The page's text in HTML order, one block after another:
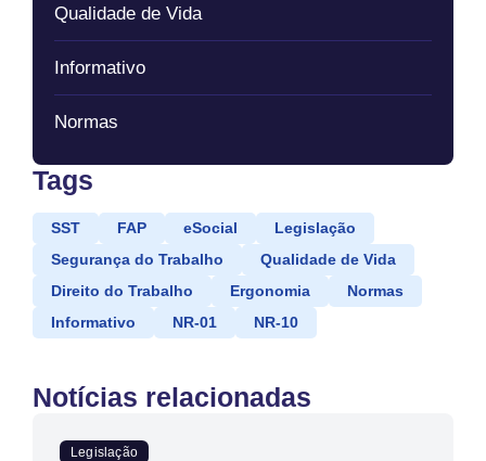
Qualidade de Vida
Informativo
Normas
Tags
SST FAP eSocial
Legislação
Segurança do Trabalho
Qualidade de Vida
Direito do Trabalho
Ergonomia
Normas
Informativo
NR-01 NR-10
Notícias relacionadas
Legislação